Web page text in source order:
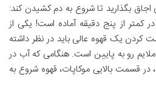
بگذارید تا شروع به دم کشیدن کند:
در کمتر از پنج دقیقه آماده است! یکی از
کردن یک قهوه عالی باید در نظر داشته
ملایم رو به پایین است. هنگامی که آب در
قسمت بالایی موکاپات، قهوه شروع به